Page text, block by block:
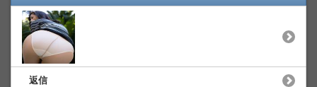
返信